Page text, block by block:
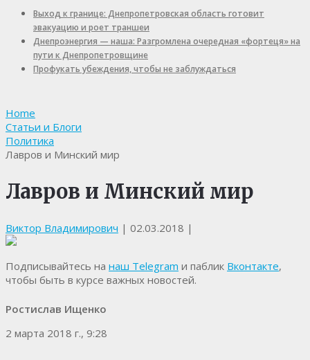
Выход к границе: Днепропетровская область готовит
эвакуацию и роет траншеи
Днепроэнергия — наша: Разгромлена очередная «фортеця» на
пути к Днепропетровщине
Профукать убеждения, чтобы не заблуждаться
Home
Статьи и Блоги
Политика
Лавров и Минский мир
Лавров и Минский мир
Виктор Владимирович | 02.03.2018 |
Подписывайтесь на наш Telegram и паблик Вконтакте,
чтобы быть в курсе важных новостей.
Ростислав Ищенко
2 марта 2018 г., 9:28